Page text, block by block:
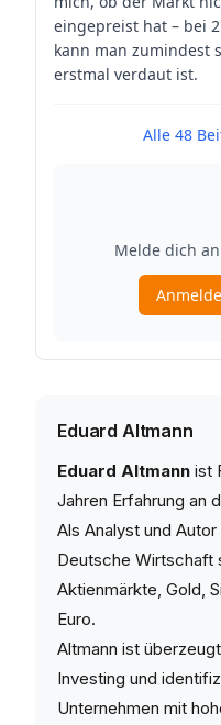
Eduard Altmann
Eduard Altmann ist
Jahren Erfahrung an
Als Analyst und
Deutsche Wirtschaft
Aktienmärkte, Gold,
Euro.
Altmann ist
Investing und
Unternehmen mit